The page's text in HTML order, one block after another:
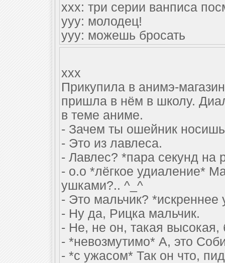
xxx: три серии ванписа
yyy: молодец!
yyy: можешь бросать
xxx
Прикупила в анимэ-
пришла в нём в школу.
в теме аниме.
- Зачем ты ошейник
- Это из лавлеса.
- Лавлес? *пара секунд на
- о.о *лёгкое удиаление*
ушками?.. ^_^
- Это мальчик? *искреннее
- Ну да, Рицка мальчик.
- Не, не он, такая высокая,
- *невозмутимо* А, это
- *с ужасом* Так он что,